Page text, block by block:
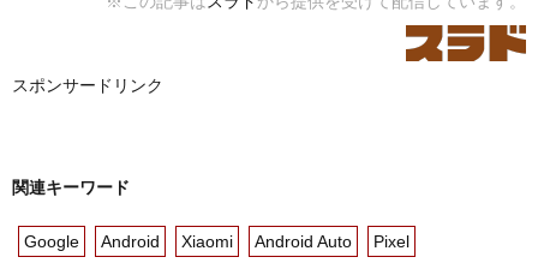
スポンサードリンク
関連キーワード
Google Android Xiaomi Android Auto Pixel